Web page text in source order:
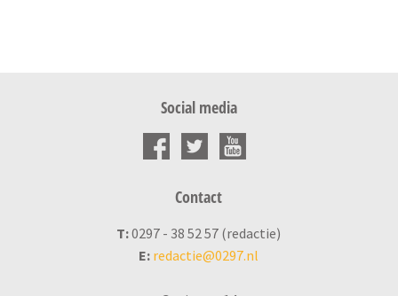
Social media
Contact
T:0297 - 38 52 57 (redactie)
E: redactie@0297.nl